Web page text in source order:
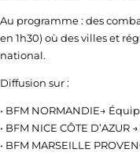
Au programme : des
en 1h30) où des villes et
national.
Diffusion sur :
• BFM NORMANDIE→
• BFM NICE CÔTE D’AZUR
• BFM MARSEILLE